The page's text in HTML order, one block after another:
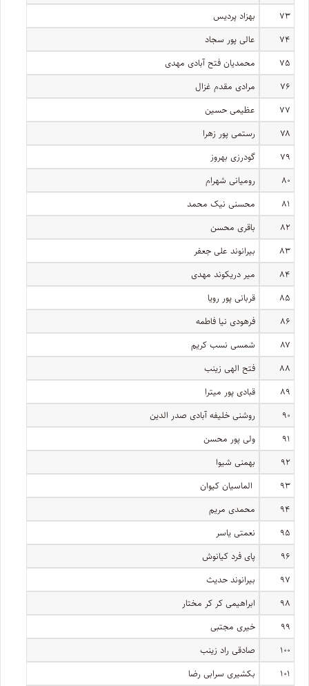
۷۳
بهزاد پردیس
۷۴
عالی پور سجاد
۷۵
محمدیان فتح آبادی مهدی
۷۶
مرادی مقدم غزال
۷۷
عظیمی حسین
۷۸
رستمی پور زهرا
۷۹
گودرزی بهروز
۸۰
رومیانی شهرام
۸۱
محسنی نیک محمد
۸۲
باقری محسن
۸۳
بیرانوند علی جعفر
۸۴
میر دریکوند مهدی
۸۵
قربانی پور رویا
۸۶
فرهودی نیا فاطمه
۸۷
شمسی نسب کریم
۸۸
فتح الهی زینب
۸۹
قبادی پور میترا
۹۰
روشنی خلیفه آبادی صدر الدین
۹۱
ولی پور محسن
۹۲
بهمنی شیوا
۹۳
الماسیان کیوان
۹۴
محمدی مریم
۹۵
نعمتی یاسر
۹۶
پای فرد کیانوش
۹۷
بیرانوند حدیث
۹۸
ابراهیمی کر کر مختار
۹۹
خیری مجتبی
۱۰۰
صادقی راد زینب
۱۰۱
بکشیری سرابی رضا